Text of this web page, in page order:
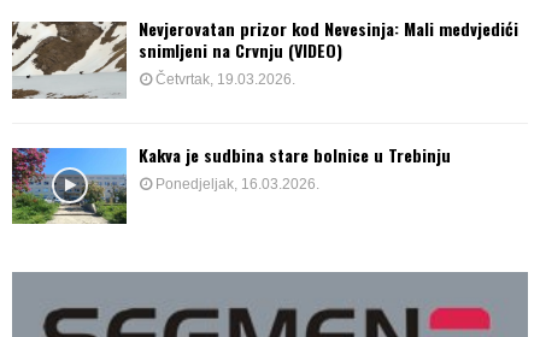
Nevjerovatan prizor kod Nevesinja: Mali medvjedići
snimljeni na Crvnju (VIDEO)
Četvrtak, 19.03.2026.
Kakva je sudbina stare bolnice u Trebinju
Ponedjeljak, 16.03.2026.